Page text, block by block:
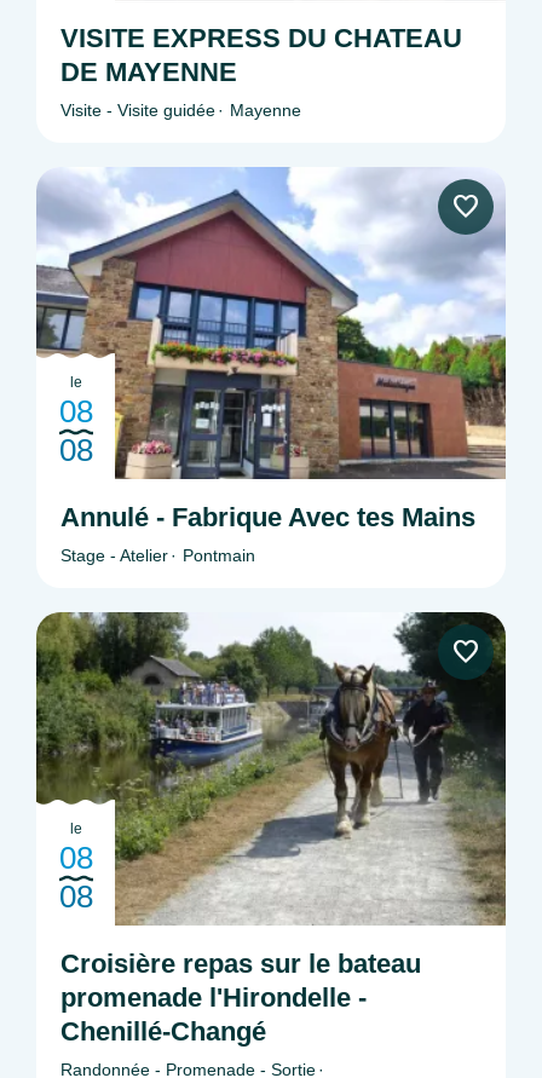
VISITE EXPRESS DU CHATEAU
DE MAYENNE
Visite - Visite guidée Mayenne
le
08
08
Annulé - Fabrique Avec tes Mains
Stage - Atelier Pontmain
le
08
08
Croisière repas sur le bateau
promenade l'Hirondelle -
Chenillé-Changé
Randonnée - Promenade - Sortie